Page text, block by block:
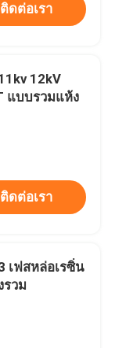
ติดต่อเรา
12kV
แบบรวมแห้ง
ติดต่อเรา
เฟสหล่อเรซิ่น
รวม